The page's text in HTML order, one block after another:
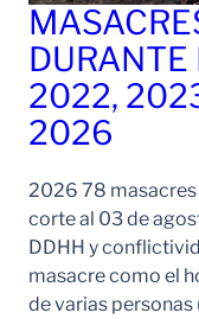
2022,
2026
2026 78
corte al 03 de
DDHH y
masacre como el
de varias personas